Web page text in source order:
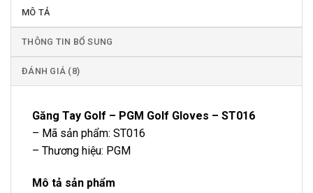
MÔ TẢ
THÔNG TIN BỔ SUNG
ĐÁNH GIÁ (8)
Găng Tay Golf – PGM Golf Gloves – ST016
– Mã sản phẩm: ST016
– Thương hiệu: PGM
Mô tả sản phẩm